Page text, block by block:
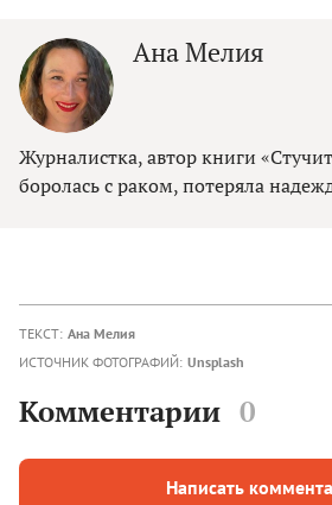
Ана Мелия
Журналистка, автор книги
боролась с раком, потеряла
ТЕКСТ: Ана Мелия
ИСТОЧНИК ФОТОГРАФИЙ: Unsplash
Комментарии 0
Написать